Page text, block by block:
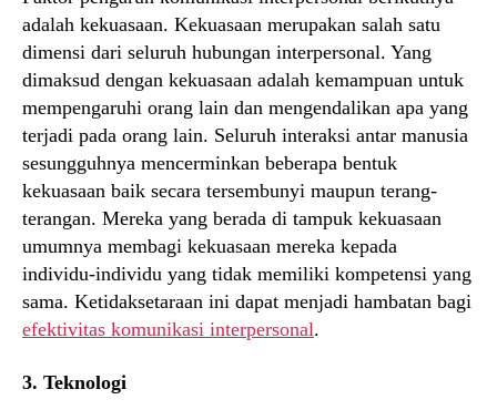
adalah kekuasaan. Kekuasaan merupakan salah satu
dimensi dari seluruh hubungan interpersonal. Yang
dimaksud dengan kekuasaan adalah kemampuan untuk
mempengaruhi orang lain dan mengendalikan apa yang
terjadi pada orang lain. Seluruh interaksi antar manusia
sesungguhnya mencerminkan beberapa bentuk
kekuasaan baik secara tersembunyi maupun terang-
terangan. Mereka yang berada di tampuk kekuasaan
umumnya membagi kekuasaan mereka kepada
individu-individu yang tidak memiliki kompetensi yang
sama. Ketidaksetaraan ini dapat menjadi hambatan bagi
efektivitas komunikasi interpersonal.
3. Teknologi